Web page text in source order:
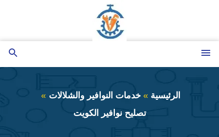
المحتوى
الرئيسية
خدمات النوافير والشلالات
تصليح نوافير الكويت